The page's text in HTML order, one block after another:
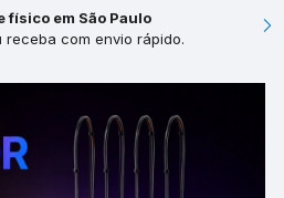
físico em São Paulo
receba com envio rápido.